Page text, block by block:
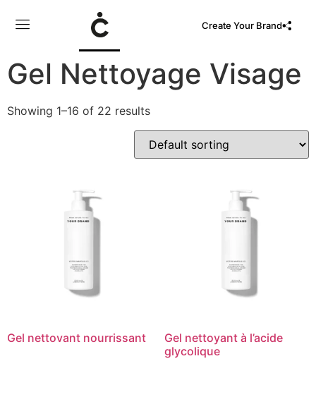
Create Your Brand
Gel Nettoyage Visage
Showing 1–16 of 22 results
Gel nettovant nourrissant
Gel nettoyant à l’acide
glycolique